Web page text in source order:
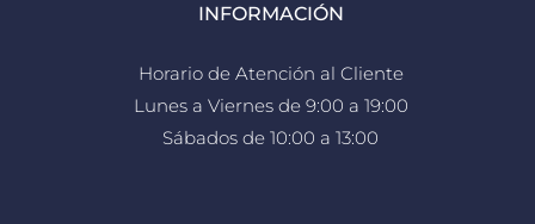
INFORMACIÓN
Horario de Atención al Cliente
Lunes a Viernes de 9:00 a 19:00
Sábados de 10:00 a 13:00